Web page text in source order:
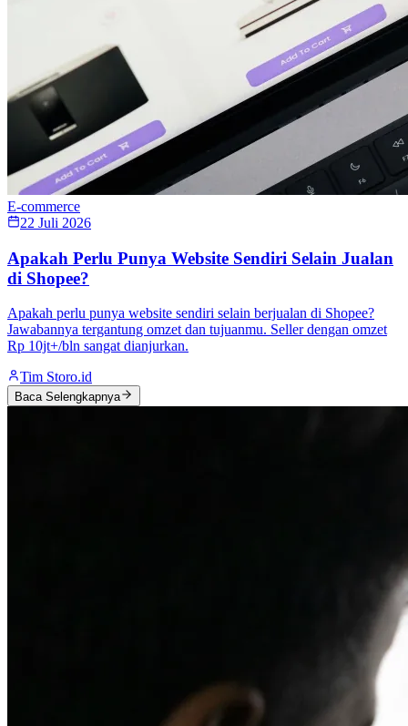
E-commerce
22 Juli 2026
Apakah Perlu Punya Website Sendiri Selain Jualan
di Shopee?
Apakah perlu punya website sendiri selain berjualan di Shopee?
Jawabannya tergantung omzet dan tujuanmu. Seller dengan omzet
Rp 10jt+/bln sangat dianjurkan.
Tim Storo.id
Baca Selengkapnya